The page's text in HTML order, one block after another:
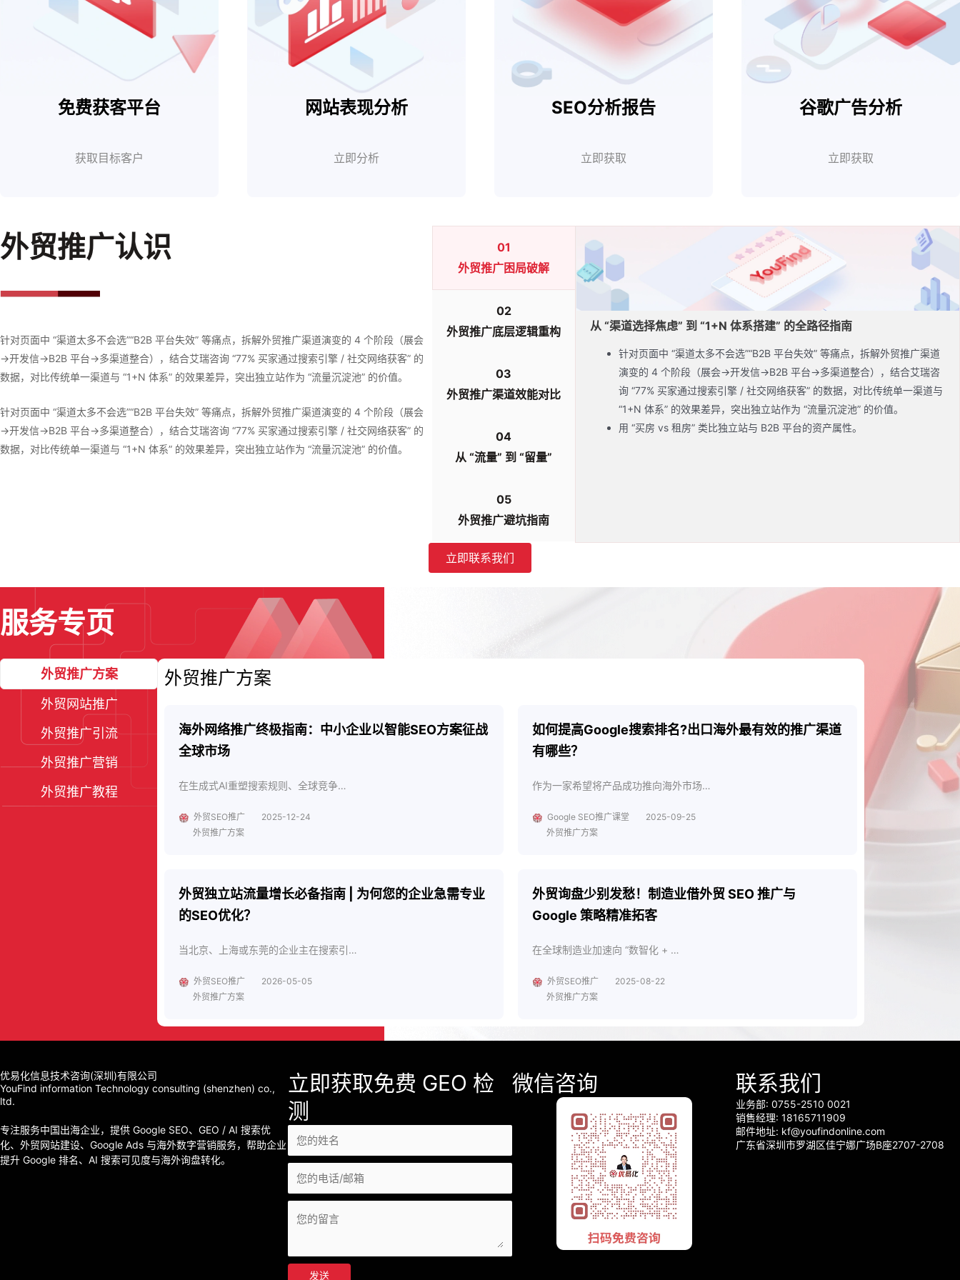
免费获客平台
获取目标客户
网站表现分析
立即分析
SEO分析报告
立即获取
谷歌广告分析
立即获取
外贸推广认识
针对页面中 “渠道太多不会选”“B2B 平台失效” 等痛点，拆解外贸推广渠道演变的 4 个阶段（展会
→开发信→B2B 平台→多渠道整合），结合艾瑞咨询 “77% 买家通过搜索引擎 / 社交网络获客” 的
数据，对比传统单一渠道与 “1+N 体系” 的效果差异，突出独立站作为 “流量沉淀池” 的价值。
针对页面中 “渠道太多不会选”“B2B 平台失效” 等痛点，拆解外贸推广渠道演变的 4 个阶段（展会
→开发信→B2B 平台→多渠道整合），结合艾瑞咨询 “77% 买家通过搜索引擎 / 社交网络获客” 的
数据，对比传统单一渠道与 “1+N 体系” 的效果差异，突出独立站作为 “流量沉淀池” 的价值。
外贸推广困局破解
01
外贸推广底层逻辑重构
02
外贸推广渠道效能对比
03
从 “流量” 到 “留量”
04
外贸推广避坑指南
05
从 “渠道选择焦虑” 到 “1+N 体系搭建” 的全路径指南
针对页面中 “渠道太多不会选”“B2B 平台失效” 等痛点，拆解外贸推广渠道
演变的 4 个阶段（展会→开发信→B2B 平台→多渠道整合），结合艾瑞咨
询 “77% 买家通过搜索引擎 / 社交网络获客” 的数据，对比传统单一渠道与
“1+N 体系” 的效果差异，突出独立站作为 “流量沉淀池” 的价值。
用 “买房 vs 租房” 类比独立站与 B2B 平台的资产属性。
立即联系我们
服务专页
外贸推广方案
外贸网站推广
外贸推广引流
外贸推广营销
外贸推广教程
外贸推广方案
海外网络推广终极指南：中小企业以智能SEO方案征战
全球市场
在生成式AI重塑搜索规则、全球竞争…
外贸SEO推广
2025-12-24
外贸推广方案
如何提高Google搜索排名?出口海外最有效的推广渠道
有哪些？
作为一家希望将产品成功推向海外市场…
Google SEO推广课堂
2025-09-25
外贸推广方案
外贸独立站流量增长必备指南 | 为何您的企业急需专业
的SEO优化？
当北京、上海或东莞的企业主在搜索引…
外贸SEO推广
2026-05-05
外贸推广方案
外贸询盘少别发愁！制造业借外贸 SEO 推广与
Google 策略精准拓客
在全球制造业加速向 “数智化 + …
外贸SEO推广
2025-08-22
外贸推广方案
优易化信息技术咨询(深圳)有限公司
YouFind information Technology consulting (shenzhen) co.,
ltd.
专注服务中国出海企业，提供 Google SEO、GEO / AI 搜索优
化、外贸网站建设、Google Ads 与海外数字营销服务，帮助企业
提升 Google 排名、AI 搜索可见度与海外询盘转化。
立即获取免费 GEO 检
测
发送
微信咨询 联系我们
业务部: 0755-2510 0021
销售经理: 18165711909
邮件地址: kf@youfindonline.com
广东省深圳市罗湖区佳宁娜广场B座2707-2708